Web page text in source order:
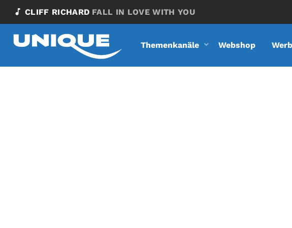
music_note CLIFF RICHARD FALL IN LOVE WITH YOU
Themenkanäle Webshop